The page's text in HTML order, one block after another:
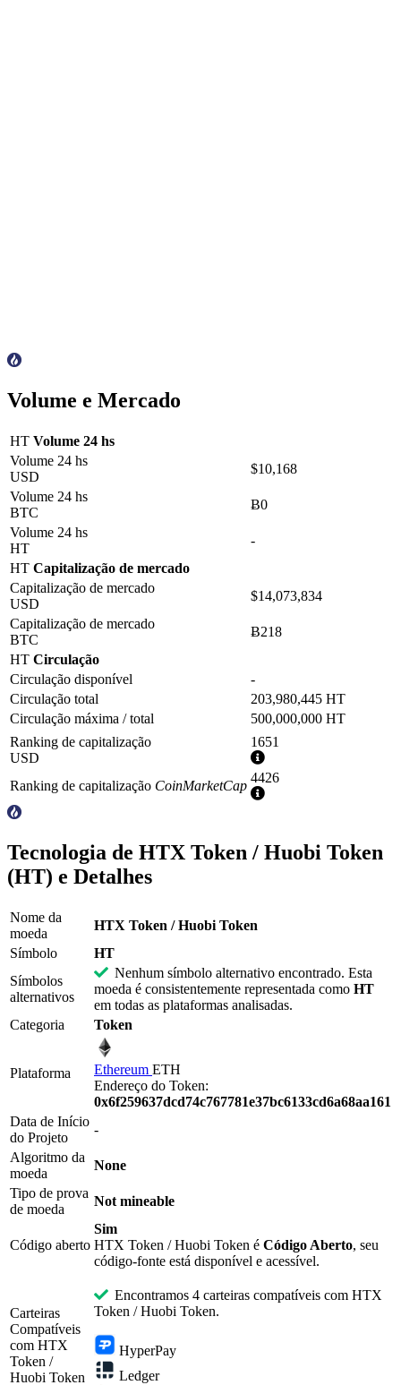
Volume e Mercado
HT Volume 24 hs
Volume 24 hs
USD
$10,168
Volume 24 hs
BTC
Ƀ0
Volume 24 hs
HT
-
HT Capitalização de mercado
Capitalização de mercado
USD
$14,073,834
Capitalização de mercado
BTC
Ƀ218
HT Circulação
Circulação disponível
-
Circulação total
203,980,445 HT
Circulação máxima / total
500,000,000 HT
Ranking de capitalização
USD
1651
Mais
informações
Ranking de capitalização CoinMarketCap
4426
Mais
Tecnologia de HTX Token / Huobi Token
(HT) e Detalhes
Nome da
moeda
HTX Token / Huobi Token
Símbolo
HT
Símbolos
alternativos
Nenhum símbolo alternativo encontrado. Esta
moeda é consistentemente representada como HT
em todas as plataformas analisadas.
Categoria
Token
Plataforma Ethereum ETH
Endereço do Token:
0x6f259637dcd74c767781e37bc6133cd6a68aa161
Data de Início
do Projeto
-
Algoritmo da
moeda
None
Tipo de prova
de moeda
Not mineable
Código aberto
Sim
HTX Token / Huobi Token é Código Aberto, seu
código-fonte está disponível e acessível.
Carteiras
Compatíveis
com HTX
Token /
Huobi Token
Encontramos 4 carteiras compatíveis com HTX
Token / Huobi Token.
HyperPay
Ledger